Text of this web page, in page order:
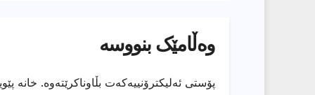
وەڵامێک بنووسە
پۆستی ئەلیکترۆنییەکەت بڵاوناکرێتەوە. خانە